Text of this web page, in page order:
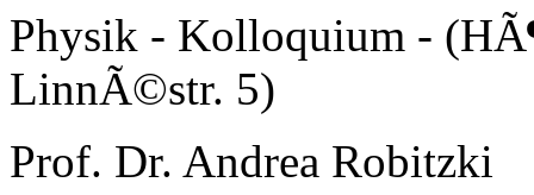
Physik - Kolloquium -
LinnÃ©str. 5)
Prof. Dr. Andrea Robitzki